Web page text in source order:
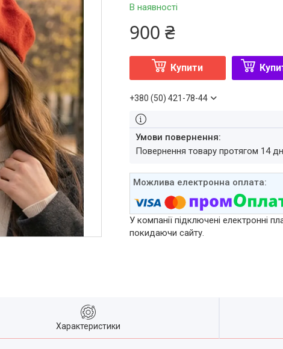
В наявності
900 ₴
Купити
+380 (50) 421-78-44
повернення товару протягом 14
У компанії підключені електронні
покидаючи сайту.
Характеристики